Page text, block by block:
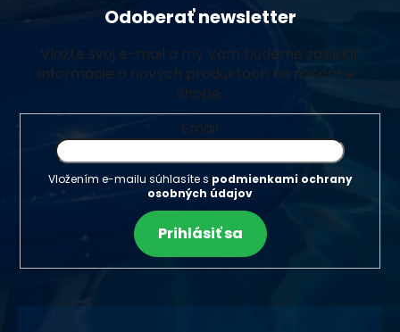
Odoberať newsletter
Vložte svoj e-mail a my Vám budeme zasielať
informácie o nových produktoch na našom e-
shope.
Email
Vložením e-mailu súhlasíte s podmienkami ochrany
osobných údajov
Prihlásiť sa